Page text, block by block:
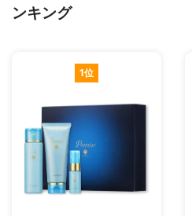
ンキング
1位